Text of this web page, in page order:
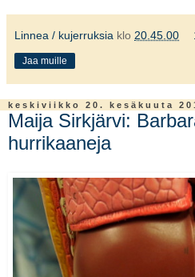
Linnea / kujerruksia klo 20.45.00
Jaa muille
keskiviikko 20. kesäkuuta
Maija Sirkjärvi:
hurrikaaneja